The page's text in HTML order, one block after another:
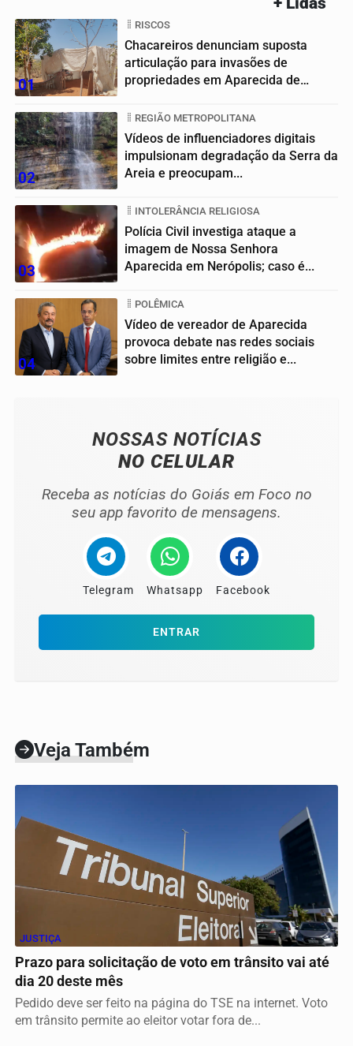
01
RISCOS
Chacareiros denunciam suposta
articulação para invasões de
propriedades em Aparecida de
02
REGIÃO METROPOLITANA
Vídeos de influenciadores digitais
impulsionam degradação da Serra da
Areia e preocupam...
03
INTOLERÂNCIA RELIGIOSA
Polícia Civil investiga ataque a
imagem de Nossa Senhora
Aparecida em Nerópolis; caso é...
04
POLÊMICA
Vídeo de vereador de Aparecida
provoca debate nas redes sociais
sobre limites entre religião e...
NOSSAS NOTÍCIAS
NO CELULAR
Receba as notícias do Goiás em Foco no
seu app favorito de mensagens.
Telegram Whatsapp Facebook
ENTRAR
Veja Também
JUSTIÇA
Prazo para solicitação de voto em trânsito vai até
dia 20 deste mês
Pedido deve ser feito na página do TSE na internet. Voto
em trânsito permite ao eleitor votar fora de...